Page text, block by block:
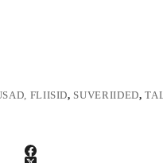
FLIISID, SUVERIIDED,